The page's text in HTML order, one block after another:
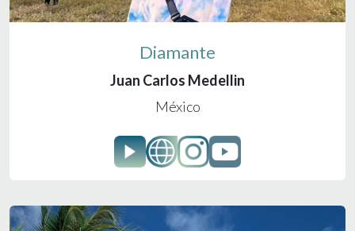
Diamante
Juan Carlos Medellin
México